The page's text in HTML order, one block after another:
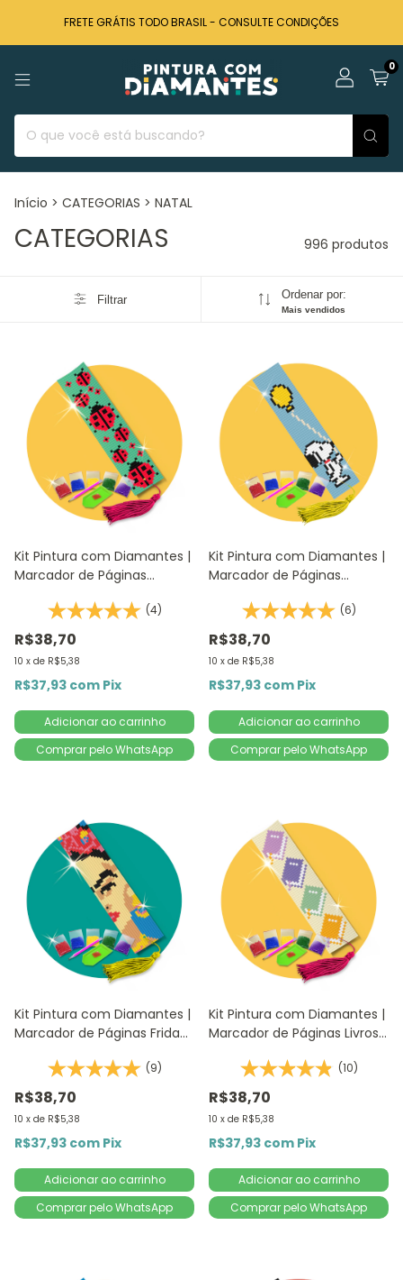
FRETE GRÁTIS TODO BRASIL - CONSULTE CONDIÇÕES
0
Início > CATEGORIAS > NATAL
CATEGORIAS 996 produtos
Filtrar Ordenar por:
Mais vendidos
Kit Pintura com Diamantes |
Marcador de Páginas
Diamante Redondo |
Diamond Painting 5D DIY
(4)
R$38,70
10 x de R$5,38
R$37,93 com Pix
Comprar pelo WhatsApp
Kit Pintura com Diamantes |
Marcador de Páginas
Redondo | Diamond Painting
DIY
(6)
R$38,70
10 x de R$5,38
R$37,93 com Pix
Comprar pelo WhatsApp
Kit Pintura com Diamantes |
Marcador de Páginas Frida
Redondo | Diamond Painting
(9)
R$38,70
10 x de R$5,38
R$37,93 com Pix
Comprar pelo WhatsApp
Kit Pintura com Diamantes |
Marcador de Páginas Livros
Diamond Painting DIY(10)
R$38,70
10 x de R$5,38
R$37,93 com Pix
Comprar pelo WhatsApp